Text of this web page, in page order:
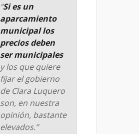
“Si es un
aparcamiento
municipal los
precios deben
ser municipales
y los que quiere
fijar el gobierno
de Clara Luquero
son, en nuestra
opinión, bastante
elevados.”